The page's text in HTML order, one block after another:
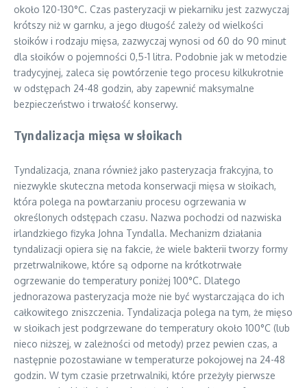
około 120-130°C. Czas pasteryzacji w piekarniku jest zazwyczaj
krótszy niż w garnku, a jego długość zależy od wielkości
słoików i rodzaju mięsa, zazwyczaj wynosi od 60 do 90 minut
dla słoików o pojemności 0,5-1 litra. Podobnie jak w metodzie
tradycyjnej, zaleca się powtórzenie tego procesu kilkukrotnie
w odstępach 24-48 godzin, aby zapewnić maksymalne
bezpieczeństwo i trwałość konserwy.
Tyndalizacja mięsa w słoikach
Tyndalizacja, znana również jako pasteryzacja frakcyjna, to
niezwykle skuteczna metoda konserwacji mięsa w słoikach,
która polega na powtarzaniu procesu ogrzewania w
określonych odstępach czasu. Nazwa pochodzi od nazwiska
irlandzkiego fizyka Johna Tyndalla. Mechanizm działania
tyndalizacji opiera się na fakcie, że wiele bakterii tworzy formy
przetrwalnikowe, które są odporne na krótkotrwałe
ogrzewanie do temperatury poniżej 100°C. Dlatego
jednorazowa pasteryzacja może nie być wystarczająca do ich
całkowitego zniszczenia. Tyndalizacja polega na tym, że mięso
w słoikach jest podgrzewane do temperatury około 100°C (lub
nieco niższej, w zależności od metody) przez pewien czas, a
następnie pozostawiane w temperaturze pokojowej na 24-48
godzin. W tym czasie przetrwalniki, które przeżyły pierwsze